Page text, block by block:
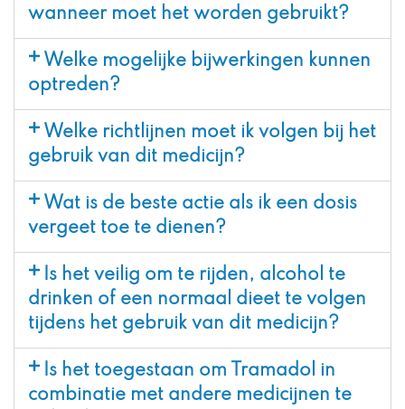
wanneer moet het worden gebruikt?
Welke mogelijke bijwerkingen kunnen
optreden?
Welke richtlijnen moet ik volgen bij het
gebruik van dit medicijn?
Wat is de beste actie als ik een dosis
vergeet toe te dienen?
Is het veilig om te rijden, alcohol te
drinken of een normaal dieet te volgen
tijdens het gebruik van dit medicijn?
Is het toegestaan om Tramadol in
combinatie met andere medicijnen te